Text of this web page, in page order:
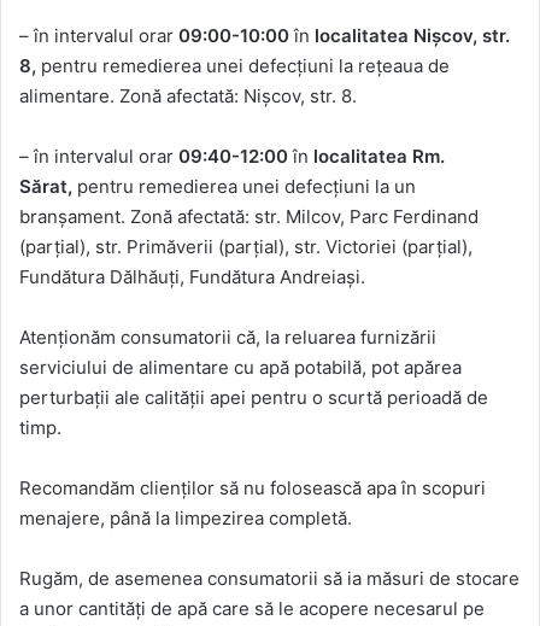
– în intervalul orar 09:00-10:00în localitatea Nișcov, str.
8, pentru remedierea unei defecțiuni la rețeaua de
alimentare. Zonă afectată: Nișcov, str. 8.
– în intervalul orar 09:40-12:00în localitatea Rm.
Sărat, pentru remedierea unei defecțiuni la un
branșament. Zonă afectată: str. Milcov, Parc Ferdinand
(parțial), str. Primăverii (parțial), str. Victoriei (parțial),
Fundătura Dălhăuți, Fundătura Andreiași.
Atenționăm consumatorii că, la reluarea furnizării
serviciului de alimentare cu apă potabilă, pot apărea
perturbații ale calității apei pentru o scurtă perioadă de
timp.
Recomandăm clienților să nu folosească apa în scopuri
menajere, până la limpezirea completă.
Rugăm, de asemenea consumatorii să ia măsuri de stocare
a unor cantități de apă care să le acopere necesarul pe